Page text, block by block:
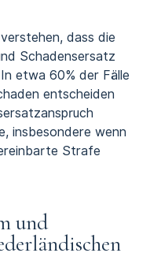
dass die
Schadensersatz
etwa 60% der Fälle
entscheiden
insbesondere wenn
Strafe
und